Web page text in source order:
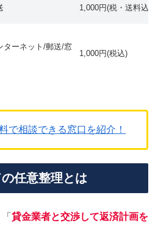
1,000円(税・送料込)
ターネット/郵送/窓
1,000円(税込)
で相談できる窓口を紹介！
任意整理とは
貸金業者と交渉して返済計画を